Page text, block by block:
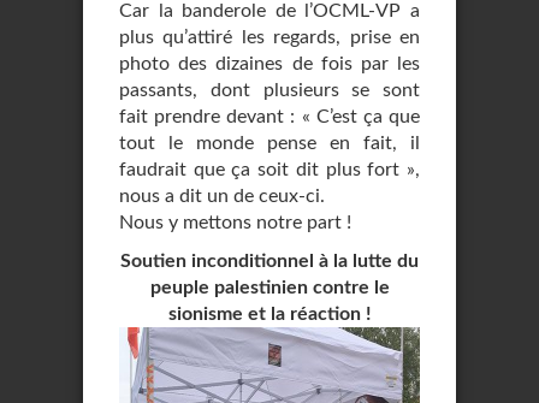
Car la banderole de l’OCML-VP a
plus qu’attiré les regards, prise en
photo des dizaines de fois par les
passants, dont plusieurs se sont
fait prendre devant : « C’est ça que
tout le monde pense en fait, il
faudrait que ça soit dit plus fort »,
nous a dit un de ceux-ci.
Nous y mettons notre part !
Soutien inconditionnel à la lutte du
peuple palestinien contre le
sionisme et la réaction !